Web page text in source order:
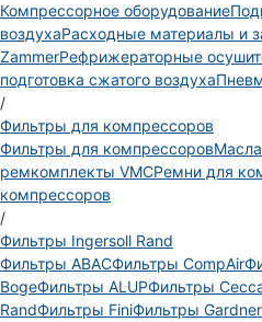
Компрессорное оборудование
воздухаРасходные материалы и
ZammerРефрижераторные
подготовка сжатого воздуха
/
Фильтры для компрессоров
Фильтры для компрессоров
ремкомплекты VMCРемни для
компрессоров
/
Фильтры Ingersoll Rand
Фильтры ABACФильтры CompAir
BogeФильтры ALUPФильтры
RandФильтры FiniФильтры